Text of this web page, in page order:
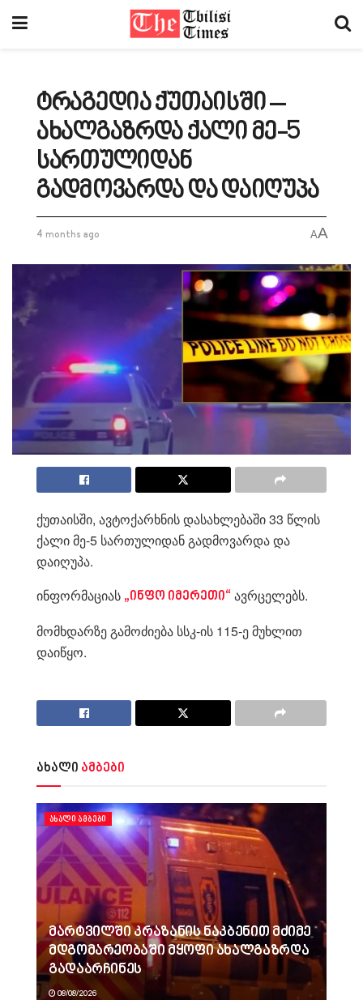
ტრაგედია ქუთაისში –
ახალგაზრდა ქალი მე-5
სართულიდან
გადმოვარდა და დაიღუპა
4 months ago AA
ქუთაისში, ავტოქარხნის დასახლებაში 33 წლის
ქალი მე-5 სართულიდან გადმოვარდა და
დაიღუპა.
ინფორმაციას „ინფო იმერეთი“ ავრცელებს.
მომხდარზე გამოძიება სსკ-ის 115-ე მუხლით
დაიწყო.
ახალი ამბები
ᲐᲮᲐᲚᲘ ᲐᲛᲑᲔᲑᲘ
მარტვილში კრაზანის ნაკბენით მძიმე
მდგომარეობაში მყოფი ახალგაზრდა
გადაარჩინეს
08/08/2026